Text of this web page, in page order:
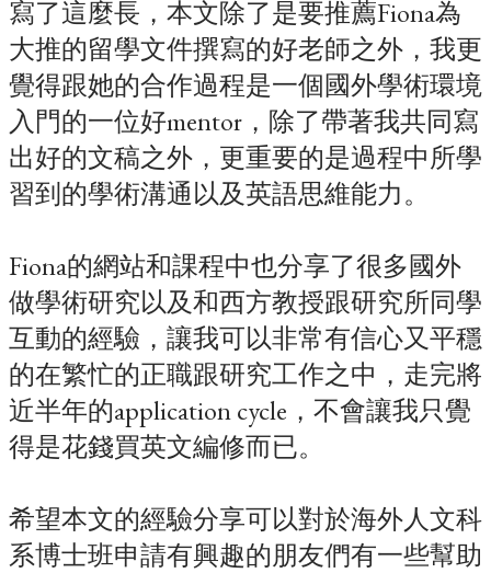
寫了這麼長，本文除了是要推薦Fiona為
大推的留學文件撰寫的好老師之外，我更
覺得跟她的合作過程是一個國外學術環境
入門的一位好mentor，除了帶著我共同寫
出好的文稿之外，更重要的是過程中所學
習到的學術溝通以及英語思維能力。
Fiona的網站和課程中也分享了很多國外
做學術研究以及和西方教授跟研究所同學
互動的經驗，讓我可以非常有信心又平穩
的在繁忙的正職跟研究工作之中，走完將
近半年的application cycle，不會讓我只覺
得是花錢買英文編修而已。
希望本文的經驗分享可以對於海外人文科
系博士班申請有興趣的朋友們有一些幫助